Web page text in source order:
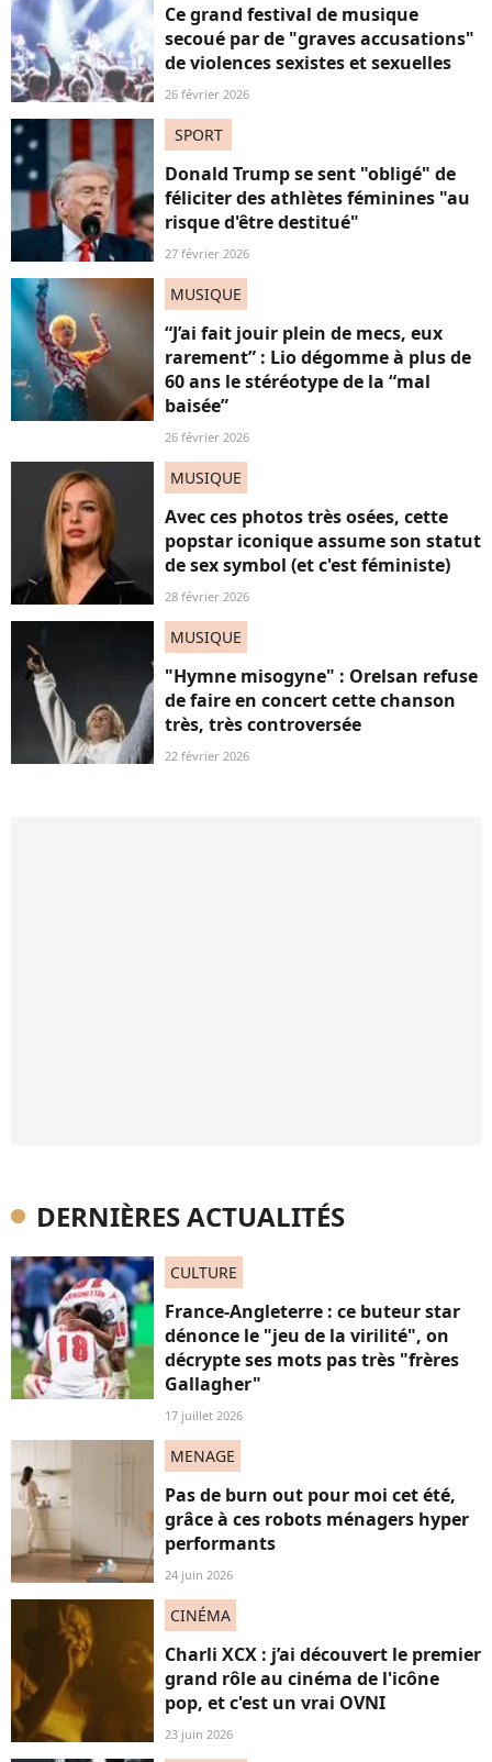
Ce grand festival de musique
secoué par de "graves accusations"
de violences sexistes et sexuelles
26 février 2026
SPORT
Donald Trump se sent "obligé" de
féliciter des athlètes féminines "au
risque d'être destitué"
27 février 2026
MUSIQUE
“J’ai fait jouir plein de mecs, eux
rarement” : Lio dégomme à plus de
60 ans le stéréotype de la “mal
baisée”
26 février 2026
MUSIQUE
Avec ces photos très osées, cette
popstar iconique assume son statut
de sex symbol (et c'est féministe)
28 février 2026
MUSIQUE
"Hymne misogyne" : Orelsan refuse
de faire en concert cette chanson
très, très controversée
22 février 2026
DERNIÈRES ACTUALITÉS
CULTURE
France-Angleterre : ce buteur star
dénonce le "jeu de la virilité", on
décrypte ses mots pas très "frères
Gallagher"
17 juillet 2026
MENAGE
Pas de burn out pour moi cet été,
grâce à ces robots ménagers hyper
performants
24 juin 2026
CINÉMA
Charli XCX : j’ai découvert le premier
grand rôle au cinéma de l'icône
pop, et c'est un vrai OVNI
23 juin 2026